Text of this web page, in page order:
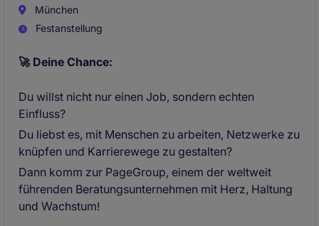
München
Festanstellung
🚀 Deine Chance:
Du willst nicht nur einen Job, sondern echten
Einfluss?
Du liebst es, mit Menschen zu arbeiten, Netzwerke zu
knüpfen und Karrierewege zu gestalten?
Dann komm zur PageGroup, einem der weltweit
führenden Beratungsunternehmen mit Herz, Haltung
und Wachstum!